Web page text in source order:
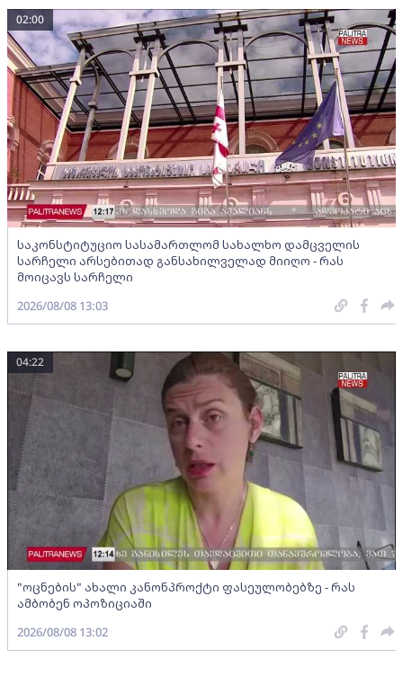
საკონსტიტუციო სასამართლომ სახალხო დამცველის
სარჩელი არსებითად განსახილველად მიიღო - რას
მოიცავს სარჩელი
02:00
2026/08/08 13:03
"ოცნების" ახალი კანონპროქტი ფასეულობებზე - რას
ამბობენ ოპოზიციაში
04:22
2026/08/08 13:02